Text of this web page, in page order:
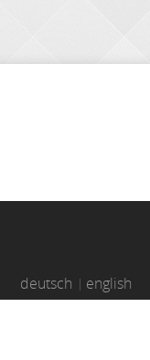
deutsch english